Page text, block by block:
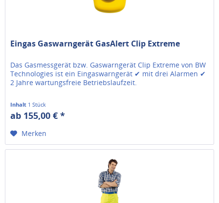
Eingas Gaswarngerät GasAlert Clip Extreme
Das Gasmessgerät bzw. Gaswarngerät Clip Extreme von BW
Technologies ist ein Eingaswarngerät ✔ mit drei Alarmen ✔
2 Jahre wartungsfreie Betriebslaufzeit.
Inhalt 1 Stück
ab 155,00 € *
Merken